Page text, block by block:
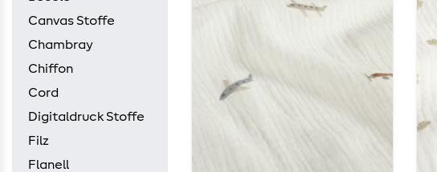
Canvas Stoffe
Chambray
Chiffon
Cord
Digitaldruck Stoffe
Filz
Flanell